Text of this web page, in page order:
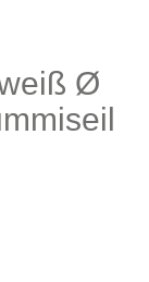
Ø